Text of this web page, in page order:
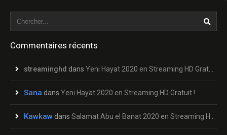
Commentaires récents
streaminghd dans Yeni Hayat 2020 en Streaming HD Gratuit !
Sana dans Yeni Hayat 2020 en Streaming HD Gratuit !
Kawkaw dans Salamat Abu el Banat 2020 en Streaming HD Gratuit !